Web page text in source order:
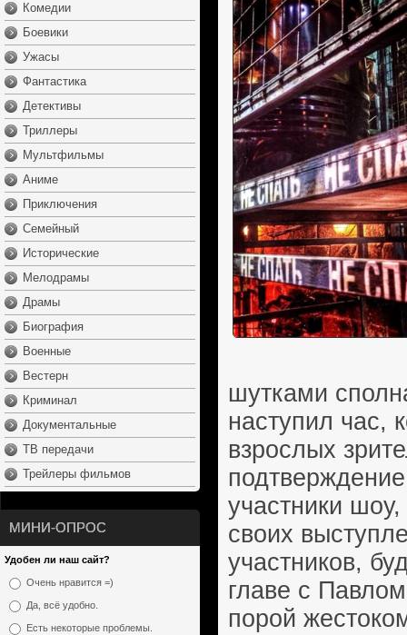
Комедии
Боевики
Ужасы
Фантастика
Детективы
Триллеры
Мультфильмы
Аниме
Приключения
Семейный
Исторические
Мелодрамы
Драмы
Биография
Военные
Вестерн
Криминал
Документальные
ТВ передачи
Трейлеры фильмов
МИНИ-ОПРОС
Удобен ли наш сайт?
Очень нравится =)
Да, всё удобно.
Есть некоторые проблемы.
шутками
наступил час,
взрослых
участники
своих
участников,
главе с
порой